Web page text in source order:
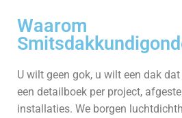
Waarom
U wilt geen gok, u wilt een dak
een detailboek per project,
installaties. We borgen